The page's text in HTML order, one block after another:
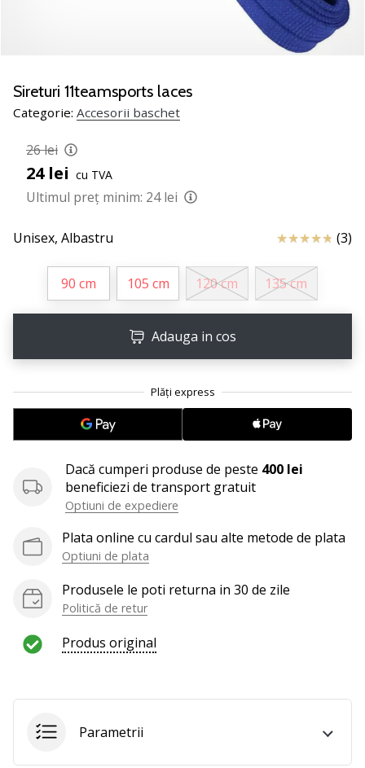
un
fan
al
ca
și
noi?
nouă
Ambasador
brandului.
toate
Sireturi 11teamsports laces
Categorie: Accesorii baschet
26 lei
24 lei cu TVA
Ultimul preț minim: 24 lei
Unisex, Albastru Review (3)
90 cm 105 cm 120 cm 135 cm
Adauga in cos
Dacă cumperi produse de peste 400 lei
beneficiezi de transport gratuit
Optiuni de expediere
Plata online cu cardul sau alte metode de plata
Optiuni de plata
Produsele le poti returna in 30 de zile
Politică de retur
Produs original
Parametrii